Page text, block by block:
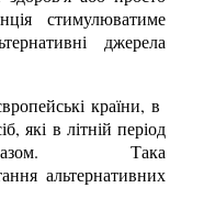
стимулюватиме
джерела
країни, в
які в літній період
газом. Така
альтернативних